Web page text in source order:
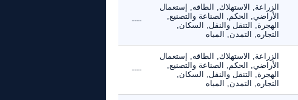
الزراعة, الاستهلاك, الطاقه, إستعمال
الأراضي, الحكم, الصناعة والتصنيع,
الهجرة, التنقل والنقل, السكان,
التجاره, التمدن, المياه
----
الزراعة, الاستهلاك, الطاقه, إستعمال
الأراضي, الحكم, الصناعة والتصنيع,
الهجرة, التنقل والنقل, السكان,
التجاره, التمدن, المياه
----